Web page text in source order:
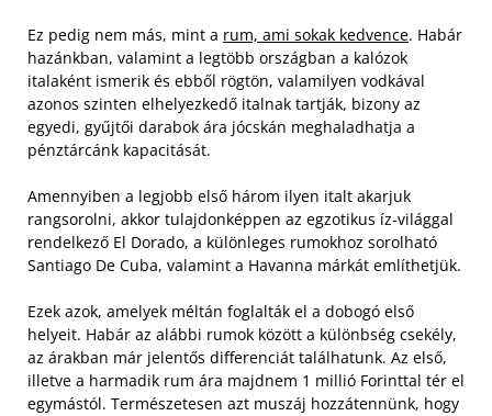
Ez pedig nem más, mint a rum, ami sokak kedvence. Habár
hazánkban, valamint a legtöbb országban a kalózok
italaként ismerik és ebből rögtön, valamilyen vodkával
azonos szinten elhelyezkedő italnak tartják, bizony az
egyedi, gyűjtői darabok ára jócskán meghaladhatja a
pénztárcánk kapacitását.
Amennyiben a legjobb első három ilyen italt akarjuk
rangsorolni, akkor tulajdonképpen az egzotikus íz-világgal
rendelkező El Dorado, a különleges rumokhoz sorolható
Santiago De Cuba, valamint a Havanna márkát említhetjük.
Ezek azok, amelyek méltán foglalták el a dobogó első
helyeit. Habár az alábbi rumok között a különbség csekély,
az árakban már jelentős differenciát találhatunk. Az első,
illetve a harmadik rum ára majdnem 1 millió Forinttal tér el
egymástól. Természetesen azt muszáj hozzátennünk, hogy